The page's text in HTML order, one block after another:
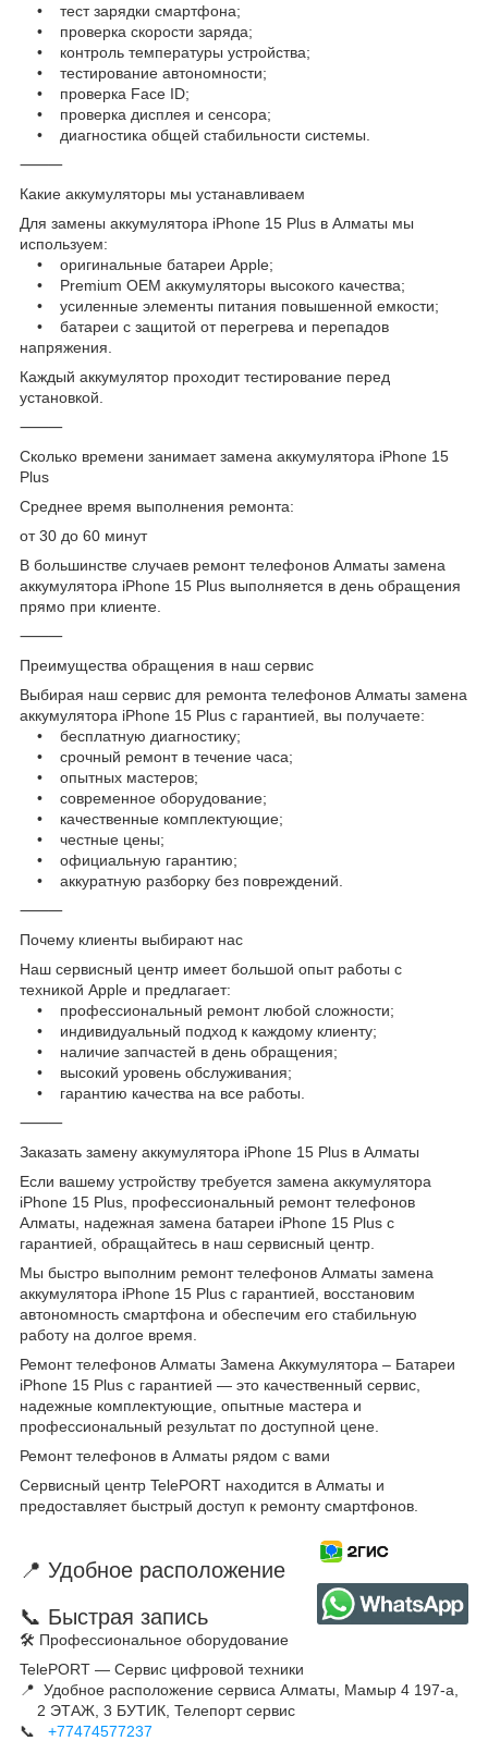
• тест зарядки смартфона;
• проверка скорости заряда;
• контроль температуры устройства;
• тестирование автономности;
• проверка Face ID;
• проверка дисплея и сенсора;
• диагностика общей стабильности системы.
⸻
Какие аккумуляторы мы устанавливаем
Для замены аккумулятора iPhone 15 Plus в Алматы мы
используем:
• оригинальные батареи Apple;
• Premium OEM аккумуляторы высокого качества;
• усиленные элементы питания повышенной емкости;
• батареи с защитой от перегрева и перепадов
напряжения.
Каждый аккумулятор проходит тестирование перед
установкой.
⸻
Сколько времени занимает замена аккумулятора iPhone 15
Plus
Среднее время выполнения ремонта:
от 30 до 60 минут
В большинстве случаев ремонт телефонов Алматы замена
аккумулятора iPhone 15 Plus выполняется в день обращения
прямо при клиенте.
⸻
Преимущества обращения в наш сервис
Выбирая наш сервис для ремонта телефонов Алматы замена
аккумулятора iPhone 15 Plus с гарантией, вы получаете:
• бесплатную диагностику;
• срочный ремонт в течение часа;
• опытных мастеров;
• современное оборудование;
• качественные комплектующие;
• честные цены;
• официальную гарантию;
• аккуратную разборку без повреждений.
⸻
Почему клиенты выбирают нас
Наш сервисный центр имеет большой опыт работы с
техникой Apple и предлагает:
• профессиональный ремонт любой сложности;
• индивидуальный подход к каждому клиенту;
• наличие запчастей в день обращения;
• высокий уровень обслуживания;
• гарантию качества на все работы.
⸻
Заказать замену аккумулятора iPhone 15 Plus в Алматы
Если вашему устройству требуется замена аккумулятора
iPhone 15 Plus, профессиональный ремонт телефонов
Алматы, надежная замена батареи iPhone 15 Plus с
гарантией, обращайтесь в наш сервисный центр.
Мы быстро выполним ремонт телефонов Алматы замена
аккумулятора iPhone 15 Plus с гарантией, восстановим
автономность смартфона и обеспечим его стабильную
работу на долгое время.
Ремонт телефонов Алматы Замена Аккумулятора – Батареи
iPhone 15 Plus с гарантией — это качественный сервис,
надежные комплектующие, опытные мастера и
профессиональный результат по доступной цене.
Ремонт телефонов в Алматы рядом с вами
Сервисный центр TelePORT находится в Алматы и
предоставляет быстрый доступ к ремонту смартфонов.
📍 Удобное расположение
📞 Быстрая запись
🛠 Профессиональное оборудование
TelePORT — Сервис цифровой техники
📍 Удобное расположение сервиса Алматы, Мамыр 4 197-а,
2 ЭТАЖ, 3 БУТИК, Телепорт сервис
📞
+77474577237